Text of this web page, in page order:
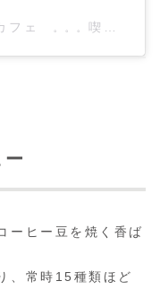
ᶜʰⁱʸᵘ ☽︎︎⋆˚｡𓏸𓈒 𓈒 𓈒 𓈒 東京カフェ 𓈒 𓈒 𓈒 喫茶店(@u___coco)がシェアした投稿
ーヒー豆を焼く香ば
、常時15種類ほど